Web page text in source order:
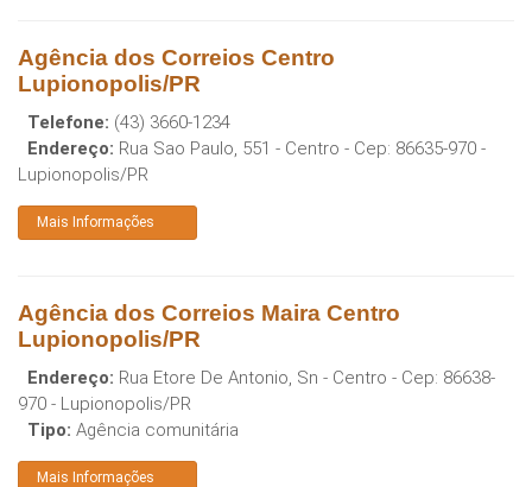
Agência dos Correios Centro
Lupionopolis/PR
Telefone: (43) 3660-1234
Endereço: Rua Sao Paulo, 551 - Centro - Cep: 86635-970 -
Lupionopolis/PR
Mais Informações
Agência dos Correios Maira Centro
Lupionopolis/PR
Endereço: Rua Etore De Antonio, Sn - Centro - Cep: 86638-
970 - Lupionopolis/PR
Tipo: Agência comunitária
Mais Informações